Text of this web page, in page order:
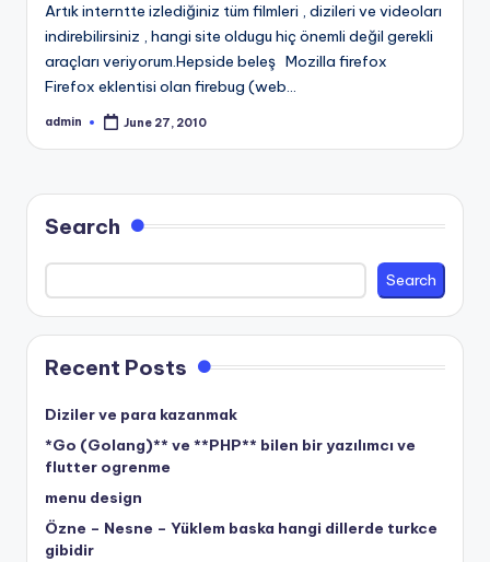
Artık interntte izlediğiniz tüm filmleri , dizileri ve videoları
indirebilirsiniz , hangi site oldugu hiç önemli değil gerekli
araçları veriyorum.Hepside beleş Mozilla firefox
Firefox eklentisi olan firebug (web…
Posted
admin June 27, 2010
Search
Search
Recent Posts
Diziler ve para kazanmak
*Go (Golang)** ve **PHP** bilen bir yazılımcı ve
flutter ogrenme
menu design
Özne – Nesne – Yüklem baska hangi dillerde turkce
gibidir